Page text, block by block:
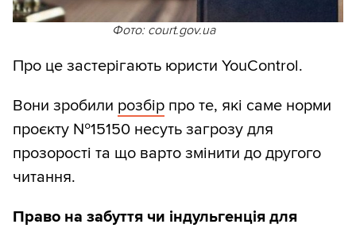
Фото: court.gov.ua
Про це застерігають юристи YouControl.
Вони зробили розбір про те, які саме норми
проєкту №15150 несуть загрозу для
прозорості та що варто змінити до другого
читання.
Право на забуття чи індульгенція для